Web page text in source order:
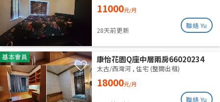
11000元/月
28天前更新
聯絡 Yu
基本會員 康怡花園Q座中層兩房66020234
太古/西灣河 , 住宅 (整間出租)
18000元/月
聯絡 Yu